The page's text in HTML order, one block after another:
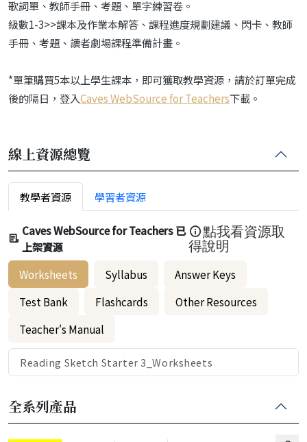
歌詞單、教師手冊、考題、單字練習卷。
級數1-3>>課本及作業本解答、課程進度規劃建議、閃卡、教師
手冊、考題、讀者劇場課程準備計畫。
*單筆購買5本以上學生課本，即可獲取教學資源，請於訂單完成
後的隔日，登入Caves WebSource for Teachers下載。
線上資源總覽
教學者資源 學習者資源
Caves WebSource for Teachers 已
上架資源
點我看資源取
得說明
Worksheets Syllabus
Answer Keys
Test Bank
Flashcards
Other Resources
Teacher's Manual
Reading Sketch Starter 3_Worksheets
全系列產品